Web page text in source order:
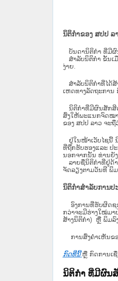
ນິຕິກຳຂອງ ສປປ ລ
ບັນດານິຕິກໍາ ທີ່ມີຜົ
ສຳລັບນິ​ຕິ​ກຳ ຂັ້ນເ
ງ່າຍ.
ສໍາລັບນິຕິກໍາທີ່ໄດ້ສ້
ເຫດທາງລັດຖະກາ
ນິ​ຕິ​ກຳ​ທີ່​ມີ​ຜົນ​ສັກ​ສິ
ສົ່ງໃຫ້​ພະແນກຈົດ​ໝ
ຂອງ ສປ​ປ ລາວ ​ຈະ
ຢູ່ໃນໜ້າ​ເວັບ​ໄຊ​ນີ້ ນິ
ທີ່ຖືກຮັບຮອງແລະ ປະ
ນອກຈາກນັ້ນ ທ່ານຍັ
ລາຍຊື່ນິຕິກຳທີ່ຢູ່ດ້
ຈັດລຽງຕາມວັນທີ ພິ
ນິຕິກຳສຳລັບການປ
ອົງການທີ່ຮັບຜິດຊອ
ກວ່າຈະມີຮ່າງໃໝ່ມາ
ສ້າງນິຕິກຳ) ຫຼື ພິມລົ
ການສົ່ງຄໍາເຫັນຂອ
ກົດທີ່ນີ້ ຫຼື ກົດການເຊື່
ນິຕິກໍາ ທີ່ມີຜົນ